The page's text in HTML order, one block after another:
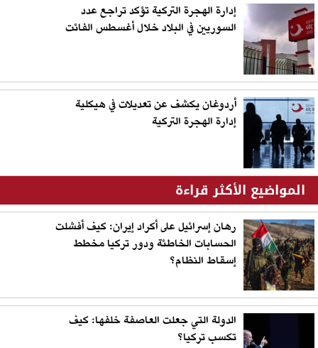
إدارة الهجرة التركية تؤكد تراجع عدد
السوريين في البلاد خلال أغسطس الفائت
أردوغان يكشف عن تعديلات في هيكلية
إدارة الهجرة التركية
المواضيع الأكثر قراءة
رهان إسرائيل على أكراد إيران: كيف أفشلت
الحسابات الخاطئة ودور تركيا مخطط
إسقاط النظام؟
الدولة التي جعلت العاصفة خلفها: كيف
تكسب تركيا؟